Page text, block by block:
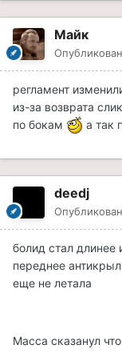
Майк
регламент
из-за возврата
по бокам
а так
deedj
болид стал
переднее
еще не летала
Масса сказанул